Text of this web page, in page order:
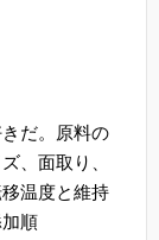
だ。原料の
、面取り、
温度と維持
順